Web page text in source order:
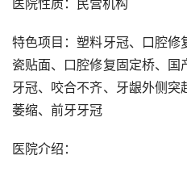
医院性质：民营机构
特色项目：塑料牙冠、口腔
瓷贴面、口腔修复固定桥、
牙冠、咬合不齐、牙龈外侧
萎缩、前牙牙冠
医院介绍：